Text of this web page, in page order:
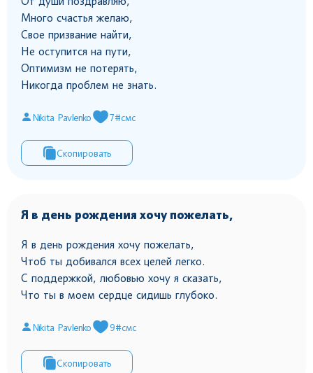
Много счастья желаю,
Свое призвание найти,
Не оступится на пути,
Оптимизм не потерять,
Никогда проблем не знать.
Nikita Pavlenko 7#смс
Скопировать
Я в день рождения хочу пожелать,
Я в день рождения хочу пожелать,
Чтоб ты добивался всех целей легко.
С поддержкой, любовью хочу я сказать,
Что ты в моем сердце сидишь глубоко.
Nikita Pavlenko 9#смс
Скопировать